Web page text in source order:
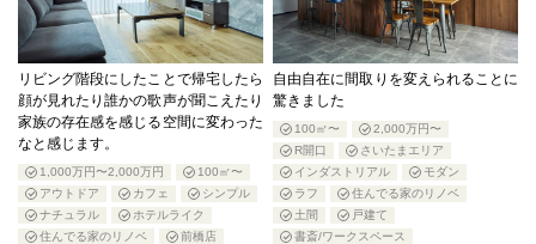
リビング階段にしたことで帰宅したら
顔が見れたり誰かの歌声が聞こえたり
家族の存在感を感じる空間に変わった
なと感じます。
1,000万円〜2,000万円
100㎡〜
アウトドア
カフェ
シンプル
ナチュラル
ホテルライク
住んでる家のリノベ
前橋店
自由自在に間取りを変えられることに
驚きました
100㎡〜
2,000万円〜
R開口
さいたまエリア
インダストリアル
モダン
ラフ
住んでる家のリノベ
土間
戸建て
書斎/ワークスペース